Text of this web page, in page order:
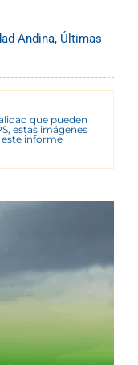
Andina, Últimas
que pueden
estas imágenes
informe